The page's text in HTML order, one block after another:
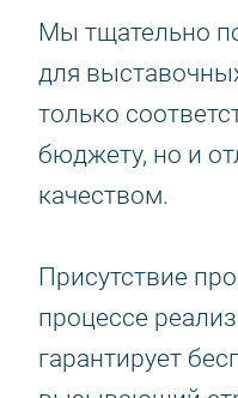
Мы тщательно
для
только
бюджету, но и
качеством.
Присутствие
процессе
гарантирует